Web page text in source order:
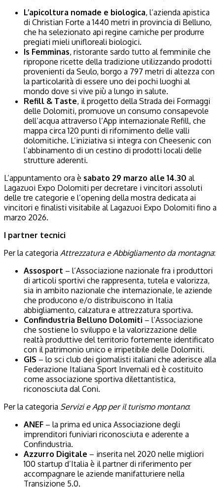
L’apicoltura nomade e biologica, l’azienda apistica
di Christian Forte a 1440 metri in provincia di Belluno,
che ha selezionato api regine carniche per produrre
pregiati mieli unifloreali biologici.
Is Femminas, ristorante sardo tutto al femminile che
ripropone ricette della tradizione utilizzando prodotti
provenienti da Seulo, borgo a 797 metri di altezza con
la particolarità di essere uno dei pochi luoghi al
mondo dove si vive più a lungo in salute.
Refill & Taste, il progetto della Strada dei Formaggi
delle Dolomiti, promuove un consumo consapevole
dell’acqua attraverso l’App internazionale Refill, che
mappa circa 120 punti di rifornimento delle valli
dolomitiche. L’iniziativa si integra con Cheesenic con
l’abbinamento di un cestino di prodotti locali delle
strutture aderenti.
L’appuntamento ora è sabato 29 marzo alle 14.30 al
Lagazuoi Expo Dolomiti per decretare i vincitori assoluti
delle tre categorie e l’opening della mostra dedicata ai
vincitori e finalisti visitabile al Lagazuoi Expo Dolomiti fino a
marzo 2026.
I partner tecnici
Per la categoria Attrezzatura e Abbigliamento da montagna:
Assosport – l’Associazione nazionale fra i produttori
di articoli sportivi che rappresenta, tutela e valorizza,
sia in ambito nazionale che internazionale, le aziende
che producono e/o distribuiscono in Italia
abbigliamento, calzatura e attrezzatura sportiva.
Confindustria Belluno Dolomiti – l’Associazione
che sostiene lo sviluppo e la valorizzazione delle
realtà produttive del territorio fortemente identificato
con il patrimonio unico e irripetibile delle Dolomiti.
GIS – lo sci club dei giornalisti italiani che aderisce alla
Federazione Italiana Sport Invernali ed è costituito
come associazione sportiva dilettantistica,
riconosciuta dal Coni.
Per la categoria Servizi e App per il turismo montano:
ANEF – la prima ed unica Associazione degli
imprenditori funiviari riconosciuta e aderente a
Confindustria.
Azzurro Digitale – inserita nel 2020 nelle migliori
100 startup d’Italia è il partner di riferimento per
accompagnare le aziende manifatturiere nella
Transizione 5.0.